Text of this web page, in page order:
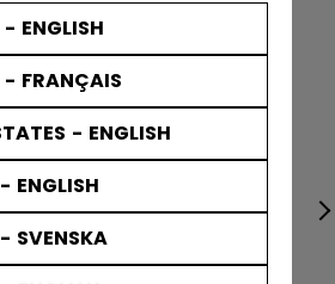
ENGLISH
FRANÇAIS
- ENGLISH
ENGLISH
SVENSKA